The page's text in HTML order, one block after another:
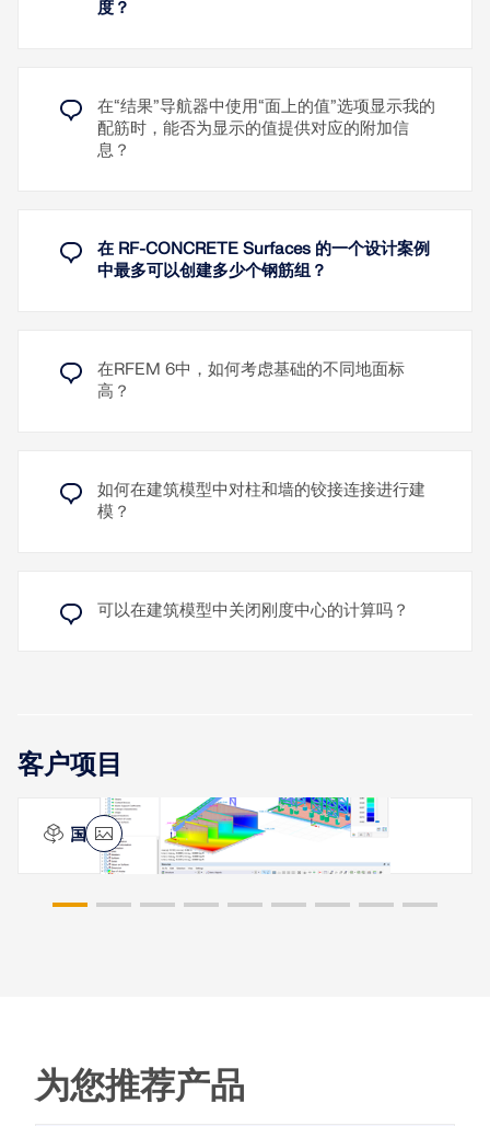
了解更多
进行基础设计。
地基压力
抗滑
单向剪切
了解更多
建模来模拟钢筋混凝土中的不连续区域。它包含符合
欧洲和美国规范的标准化钢筋直径。
度？
在“结果”导航器中使用“面上的值”选项显示我的
配筋时，能否为显示的值提供对应的附加信
息？
在 RF-CONCRETE Surfaces 的一个设计案例
中最多可以创建多少个钢筋组？
在RFEM 6中，如何考虑基础的不同地面标
高？
如何在建筑模型中对柱和墙的铰接连接进行建
模？
可以在建筑模型中关闭刚度中心的计算吗？
客户项目
美国纽约皇后区的混凝土搅拌站
为您推荐产品